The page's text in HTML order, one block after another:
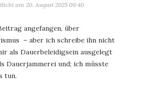
am 20. August 2025 09:40
angefangen, über
– aber ich schreibe ihn nicht
als Dauerbeleidigsein ausgelegt
Dauerjammerei und; ich müsste
tun.